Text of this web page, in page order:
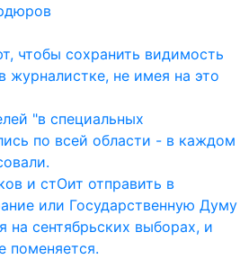
чтобы сохранить видимость
журналистке, не имея на это
"в специальных
по всей области - в каждом
и стОит отправить в
или Государственную Думу
на сентябрьских выборах, и
поменяется.